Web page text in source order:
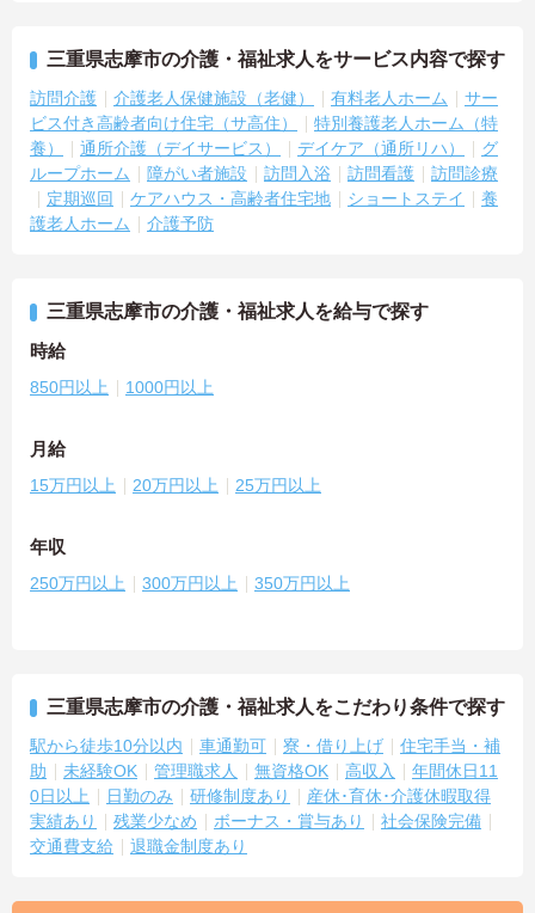
三重県志摩市の介護・福祉求人をサービス内容で探す
訪問介護 介護老人保健施設（老健） 有料老人ホーム
サー
ビス付き高齢者向け住宅（サ高住）
特別養護老人ホーム（特
養）
通所介護（デイサービス） デイケア（通所リハ）
グ
ループホーム
障がい者施設 訪問入浴 訪問看護
訪問診療
定期巡回
ケアハウス・高齢者住宅地 ショートステイ
養
護老人ホーム
介護予防
三重県志摩市の介護・福祉求人を給与で探す
時給
850円以上 1000円以上
月給
15万円以上 20万円以上 25万円以上
年収
250万円以上 300万円以上 350万円以上
三重県志摩市の介護・福祉求人をこだわり条件で探す
駅から徒歩10分以内 車通勤可 寮・借り上げ
住宅手当・補
助
未経験OK 管理職求人 無資格OK 高収入
年間休日11
0日以上
日勤のみ 研修制度あり
産休･育休･介護休暇取得
実績あり
残業少なめ ボーナス・賞与あり
社会保険完備
交通費支給
退職金制度あり